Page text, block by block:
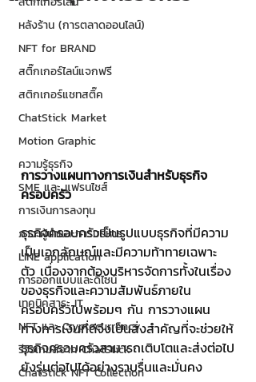
หลังร้าน (การตลาดออนไลน์)
NFT for BRAND
สติ๊กเกอร์ไลน์แจกฟรี
สติกเกอร์แชทสติ๊ค
ChatStick Market
Motion Graphic
ความรู้ธุรกิจ
SME และ แฟรนไชส์
การเงินการลงทุน
ภาวะผู้นำและการบริหาร
LINE application
การออกแบบและดีไซน์
เทคนิคสาระ IT
NFT และ Cryptocurrency
รีวิวเกมส์จาก ChatStick
ChatStick NFT Collection
การวางแผนทางการเงินสำหรับธุรกิจ
ครอบครัว
ธุรกิจครอบครัวเป็นรูปแบบธุรกิจที่มีความ
เป็นเอกลักษณ์และมีความท้าทายเฉพาะ
ตัว เนื่องจากต้องบริหารจัดการทั้งในเรื่อง
ของธุรกิจและความสัมพันธ์ภายใน
ครอบครัวไปพร้อมๆ กัน การวางแผน
ทางการเงินที่ดีจึงเป็นสิ่งสำคัญที่จะช่วยให้
ธุรกิจครอบครัวสามารถเติบโตและส่งต่อไป
ยังรุ่นต่อไปได้อย่างราบรื่นและมั่นคง